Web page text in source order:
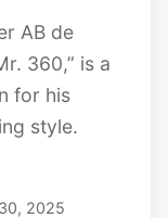
AB de
360,” is a
for his
style.
2025